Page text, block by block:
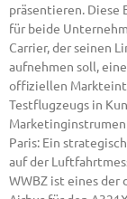
präsentieren.
für beide
Carrier, der seinen
aufnehmen soll,
offiziellen
Testflugzeugs in
Paris: Ein
auf der
WWBZ ist eines der